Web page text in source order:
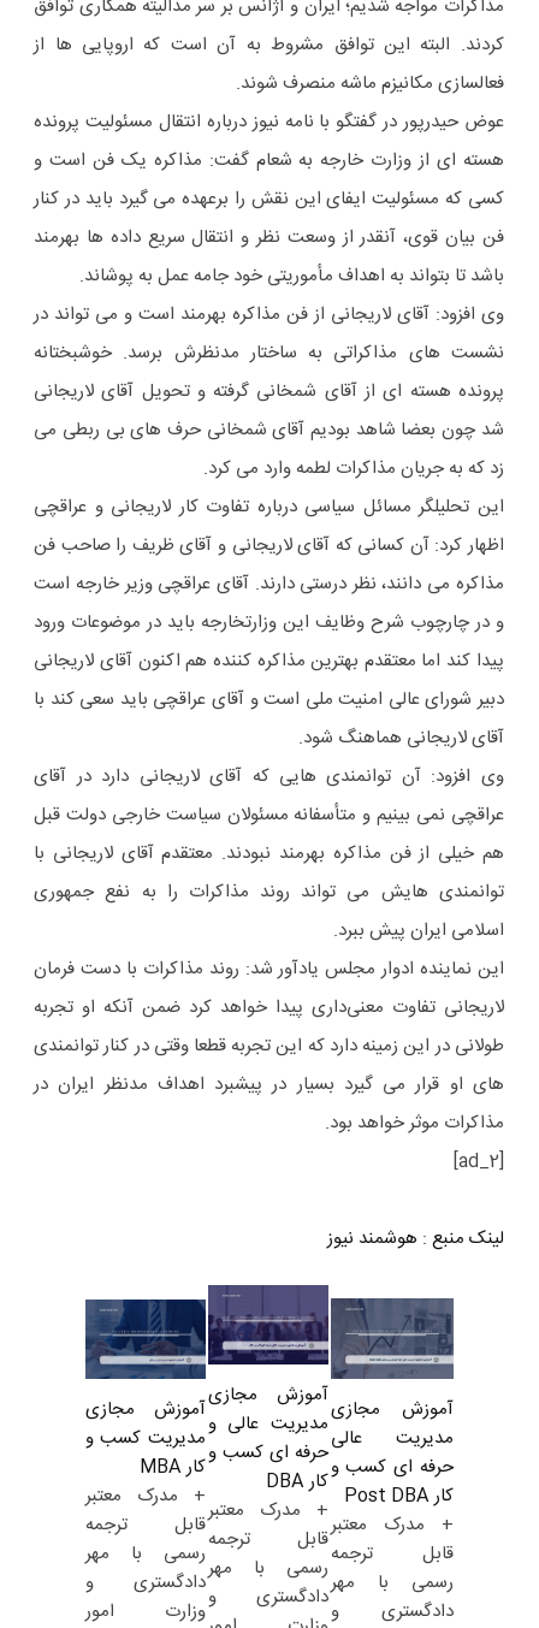
مذاکرات مواجه شدیم؛ ایران و آژانس بر سر مدالیته همکاری توافق
کردند. البته این توافق مشروط به آن است که اروپایی ها از
فعالسازی مکانیزم ماشه منصرف شوند.
عوض حیدرپور در گفتگو با نامه نیوز درباره انتقال مسئولیت پرونده
هسته ای از وزارت خارجه به شعام گفت: مذاکره یک فن است و
کسی که مسئولیت ایفای این نقش را برعهده می گیرد باید در کنار
فن بیان قوی، آنقدر از وسعت نظر و انتقال سریع داده ها بهرمند
باشد تا بتواند به اهداف مأموریتی خود جامه عمل به پوشاند.
وی افزود: آقای لاریجانی از فن مذاکره بهرمند است و می تواند در
نشست های مذاکراتی به ساختار مدنظرش برسد. خوشبختانه
پرونده هسته ای از آقای شمخانی گرفته و تحویل آقای لاریجانی
شد چون بعضا شاهد بودیم آقای شمخانی حرف های بی ربطی می
زد که به جریان مذاکرات لطمه وارد می کرد.
این تحلیلگر مسائل سیاسی درباره تفاوت کار لاریجانی و عراقچی
اظهار کرد: آن کسانی که آقای لاریجانی و آقای ظریف را صاحب فن
مذاکره می دانند، نظر درستی دارند. آقای عراقچی وزیر خارجه است
و در چارچوب شرح وظایف این وزارتخارجه باید در موضوعات ورود
پیدا کند اما معتقدم بهترین مذاکره کننده هم اکنون آقای لاریجانی
دبیر شورای عالی امنیت ملی است و آقای عراقچی باید سعی کند با
آقای لاریجانی هماهنگ شود.
وی افزود: آن توانمندی هایی که آقای لاریجانی دارد در آقای
عراقچی نمی بینیم و متأسفانه مسئولان سیاست خارجی دولت قبل
هم خیلی از فن مذاکره بهرمند نبودند. معتقدم آقای لاریجانی با
توانمندی هایش می تواند روند مذاکرات را به نفع جمهوری
اسلامی ایران پیش ببرد.
این نماینده ادوار مجلس یادآور شد: روند مذاکرات با دست فرمان
لاریجانی تفاوت معنی‌داری پیدا خواهد کرد ضمن آنکه او تجربه
طولانی در این زمینه دارد که این تجربه قطعا وقتی در کنار توانمندی
های او قرار می گیرد بسیار در پیشبرد اهداف مدنظر ایران در
مذاکرات موثر خواهد بود.
[ad_2]
لینک منبع : هوشمند نیوز
آموزش مجازی
مدیریت عالی
حرفه ای کسب و
کار Post DBA
+ مدرک معتبر
قابل ترجمه
رسمی با مهر
دادگستری و
آموزش مجازی
مدیریت عالی و
حرفه ای کسب و
کار DBA
+ مدرک معتبر
قابل ترجمه
رسمی با مهر
دادگستری و
آموزش مجازی
مدیریت کسب و
کار MBA
+ مدرک معتبر
قابل ترجمه
رسمی با مهر
دادگستری و
وزارت امور